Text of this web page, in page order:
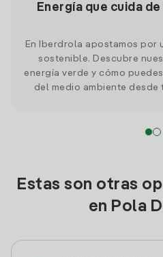
Energía que cuida
En Iberdrola apostamos por
sostenible. Descubre
energía verde y cómo
del medio ambiente desde
Estas son otras
en Pola